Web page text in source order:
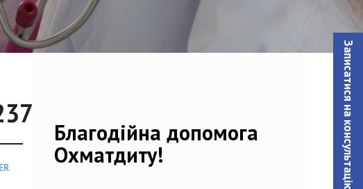
Записатися на консультацiю
Благодійна допомога
Охматдиту!